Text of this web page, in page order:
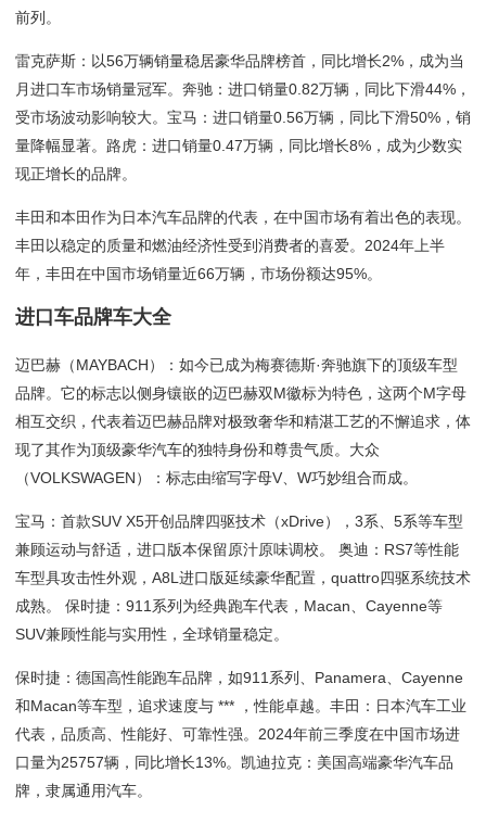
前列。
雷克萨斯：以56万辆销量稳居豪华品牌榜首，同比增长2%，成为当
月进口车市场销量冠军。奔驰：进口销量0.82万辆，同比下滑44%，
受市场波动影响较大。宝马：进口销量0.56万辆，同比下滑50%，销
量降幅显著。路虎：进口销量0.47万辆，同比增长8%，成为少数实
现正增长的品牌。
丰田和本田作为日本汽车品牌的代表，在中国市场有着出色的表现。
丰田以稳定的质量和燃油经济性受到消费者的喜爱。2024年上半
年，丰田在中国市场销量近66万辆，市场份额达95%。
进口车品牌车大全
迈巴赫（MAYBACH）：如今已成为梅赛德斯·奔驰旗下的顶级车型
品牌。它的标志以侧身镶嵌的迈巴赫双M徽标为特色，这两个M字母
相互交织，代表着迈巴赫品牌对极致奢华和精湛工艺的不懈追求，体
现了其作为顶级豪华汽车的独特身份和尊贵气质。大众
（VOLKSWAGEN）：标志由缩写字母V、W巧妙组合而成。
宝马：首款SUV X5开创品牌四驱技术（xDrive），3系、5系等车型
兼顾运动与舒适，进口版本保留原汁原味调校。 奥迪：RS7等性能
车型具攻击性外观，A8L进口版延续豪华配置，quattro四驱系统技术
成熟。 保时捷：911系列为经典跑车代表，Macan、Cayenne等
SUV兼顾性能与实用性，全球销量稳定。
保时捷：德国高性能跑车品牌，如911系列、Panamera、Cayenne
和Macan等车型，追求速度与 *** ，性能卓越。丰田：日本汽车工业
代表，品质高、性能好、可靠性强。2024年前三季度在中国市场进
口量为25757辆，同比增长13%。凯迪拉克：美国高端豪华汽车品
牌，隶属通用汽车。